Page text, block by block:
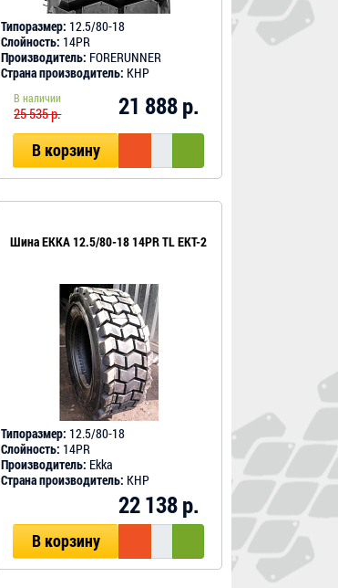
Типоразмер: 12.5/80-18
Слойность: 14PR
Производитель: FORERUNNER
Страна производитель: КНР
В наличии
25 535 р. 21 888 р.
В корзину
Шина EKKA 12.5/80-18 14PR TL EKT-2
Типоразмер: 12.5/80-18
Слойность: 14PR
Производитель: Ekka
Страна производитель: КНР
22 138 р.
В корзину